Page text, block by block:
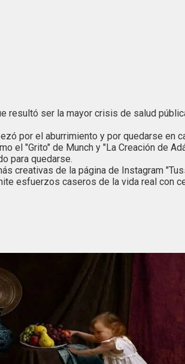
resultó ser la mayor crisis de salud
por el aburrimiento y por quedarse en
el "Grito" de Munch y "La Creación de
para quedarse.
creativas de la página de Instagram
esfuerzos caseros de la vida real con